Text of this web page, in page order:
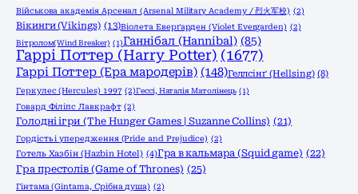
Військова академія Арсенал (Arsenal Military Academy / 烈火军校) (2)
Вікинги (Vikings) (13)Віолета Еверґарден (Violet Evergarden) (2)
Вітролом(Wind Breaker) (1)Ганнібал (Hannibal) (85)
Гаррі Поттер (Harry Potter) (1677)
Гаррі Поттер (Ера мародерів) (148)Геллсінґ (Hellsing) (8)
Геркулес (Hercules) 1997 (2)Гессі, Наталія Матолінець (1)
Говард Філіпс Лавкрафт (2)
Голодні ігри (The Hunger Games | Suzanne Collins) (21)
Гордість і упередження (Pride and Prejudice) (2)
Готель Хазбін (Hazbin Hotel) (4)Гра в кальмара (Squid game) (22)
Гра престолів (Game of Thrones) (25)
Гінтама (Gintama, Срібна душа) (2)